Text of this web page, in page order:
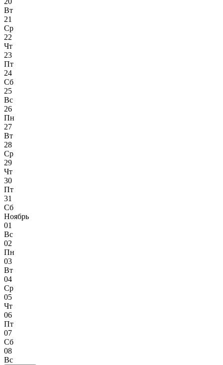
Вт
21
Ср
22
Чт
23
Пт
24
Сб
25
Вс
26
Пн
27
Вт
28
Ср
29
Чт
30
Пт
31
Сб
Ноябрь
01
Вс
02
Пн
03
Вт
04
Ср
05
Чт
06
Пт
07
Сб
08
Вс